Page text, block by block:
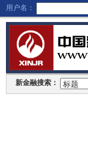
用户名：
新金融搜索：